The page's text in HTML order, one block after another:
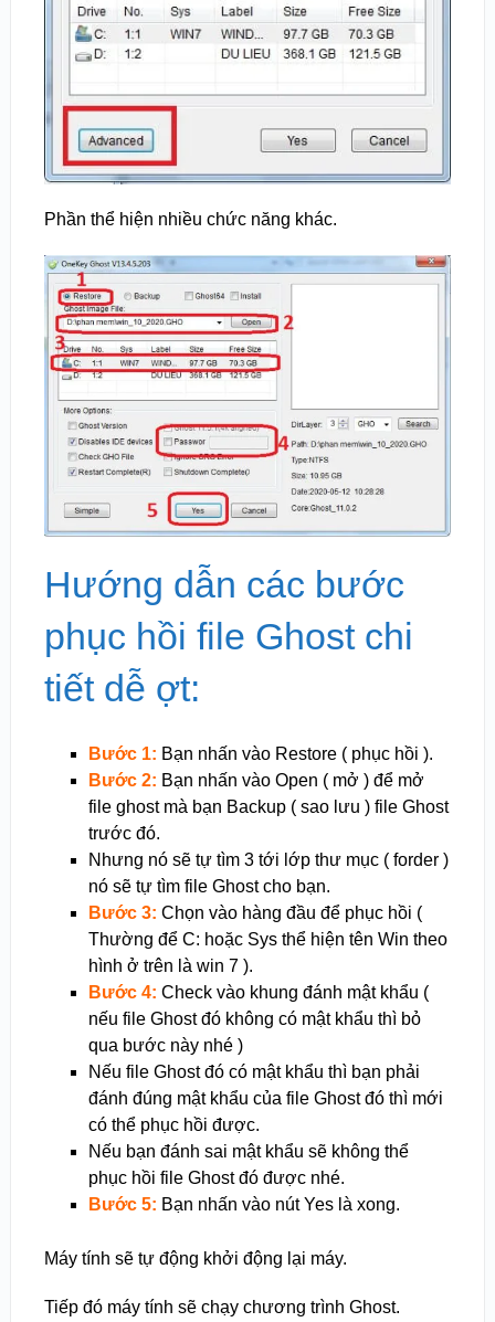
Phần thể hiện nhiều chức năng khác.
Hướng dẫn các bước
phục hồi file Ghost chi
tiết dễ ợt:
Bước 1: Bạn nhấn vào Restore ( phục hồi ).
Bước 2: Bạn nhấn vào Open ( mở ) để mở
file ghost mà bạn Backup ( sao lưu ) file Ghost
trước đó.
Nhưng nó sẽ tự tìm 3 tới lớp thư mục ( forder )
nó sẽ tự tìm file Ghost cho bạn.
Bước 3: Chọn vào hàng đầu để phục hồi (
Thường để C: hoặc Sys thể hiện tên Win theo
hình ở trên là win 7 ).
Bước 4: Check vào khung đánh mật khẩu (
nếu file Ghost đó không có mật khẩu thì bỏ
qua bước này nhé )
Nếu file Ghost đó có mật khẩu thì bạn phải
đánh đúng mật khẩu của file Ghost đó thì mới
có thể phục hồi được.
Nếu bạn đánh sai mật khẩu sẽ không thể
phục hồi file Ghost đó được nhé.
Bước 5: Bạn nhấn vào nút Yes là xong.
Máy tính sẽ tự động khởi động lại máy.
Tiếp đó máy tính sẽ chạy chương trình Ghost.